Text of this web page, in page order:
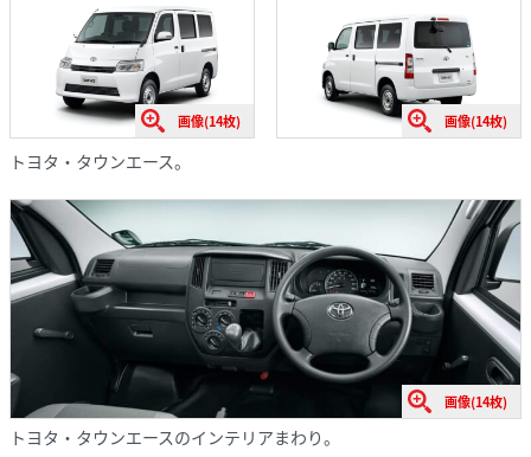
画像(14枚) 画像(14枚)
トヨタ・タウンエース。
画像(14枚)
トヨタ・タウンエースのインテリアまわり。